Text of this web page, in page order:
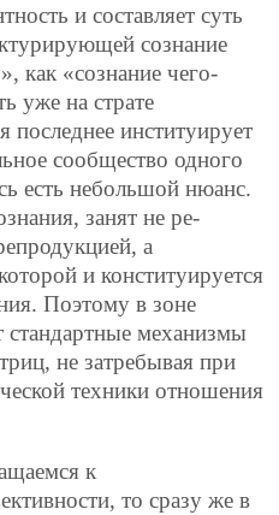
и составляет суть
сознание
как «сознание чего-
уже на страте
последнее институирует
сообщество одного
есть небольшой нюанс.
занят не ре-
а
и конституируется
Поэтому в зоне
стандартные механизмы
не затребывая при
техники отношения
к
то сразу же в